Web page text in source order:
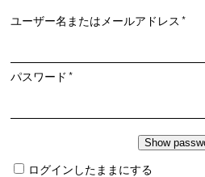
ユーザー名またはメールアドレス*必
パスワード*必
ログインしたままにする